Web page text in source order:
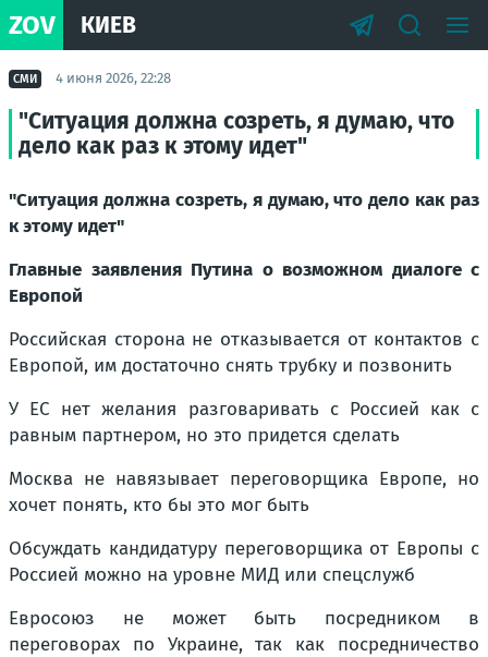
ZOV КИЕВ
СМИ 4 июня 2026, 22:28
"Ситуация должна созреть, я думаю, что
дело как раз к этому идет"
"Ситуация должна созреть, я думаю, что дело как раз
к этому идет"
Главные заявления Путина о возможном диалоге с
Европой
Российская сторона не отказывается от контактов с
Европой, им достаточно снять трубку и позвонить
У ЕС нет желания разговаривать с Россией как с
равным партнером, но это придется сделать
Москва не навязывает переговорщика Европе, но
хочет понять, кто бы это мог быть
Обсуждать кандидатуру переговорщика от Европы с
Россией можно на уровне МИД или спецслужб
Евросоюз не может быть посредником в
переговорах по Украине, так как посредничество